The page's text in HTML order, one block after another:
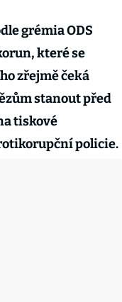
grémia ODS
které se
zřejmě čeká
stanout před
tiskové
policie.